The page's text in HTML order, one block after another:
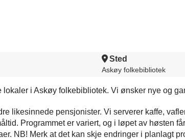
Sted
Askøy folkebibliotek
i Askøy folkebibliotek. Vi ønsker nye og
likesinnede pensjonister. Vi serverer kaffe,
Programmet er variert, og i løpet av høsten
NB! Merk at det kan skje endringer i planlagt